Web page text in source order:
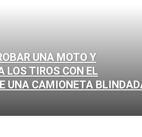
UNA MOTO Y
LOS TIROS CON EL
UNA CAMIONETA